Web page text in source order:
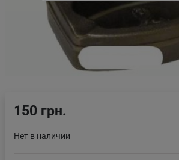
150 грн.
Нет в наличии